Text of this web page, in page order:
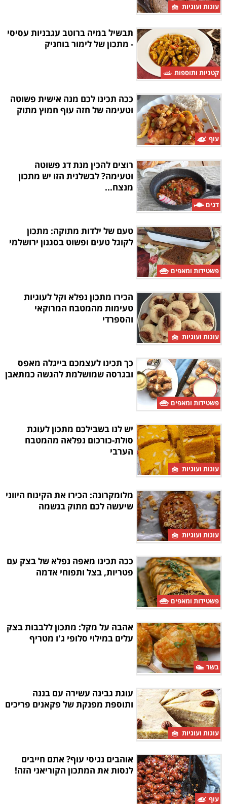
עוגות ועוגיות
קטניות ותוספות
תבשיל במיה ברוטב עגבניות עסיסי
- מתכון של לימור בוחניק
עוף
ככה תכינו לכם מנה אישית פשוטה
וטעימה של חזה עוף חמוץ מתוק
דגים
רוצים להכין מנת דג פשוטה
וטעימה? לבשלנית הזו יש מתכון
מנצח...
פשטידות ומאפים
טעם של ילדות מתוקה: מתכון
לקוגל טעים ופשוט בסגנון ירושלמי
עוגות ועוגיות
הכירו מתכון נפלא וקל לעוגיות
טעימות מהמטבח המרוקאי
והספרדי
פשטידות ומאפים
כך תכינו לעצמכם בייגלה מאפס
ובגרסה שמושלמת להגשה כמתאבן
עוגות ועוגיות
יש לנו בשבילכם מתכון לעוגת
סולת-כורכום נפלאה מהמטבח
הערבי
עוגות ועוגיות
מלומקרונה: הכירו את הקינוח היווני
שיעשה לכם מתוק בנשמה
פשטידות ומאפים
ככה תכינו מאפה נפלא של בצק עם
פטריות, בצל ותפוחי אדמה
בשר
אהבה על מקל: מתכון ללבבות בצק
עלים במילוי סלופי ג'ו מטריף
עוגות ועוגיות
עוגת גבינה עשירה עם בננה
ותוספת מפנקת של פקאנים פריכים
עוף
אוהבים נגיסי עוף? אתם חייבים
לנסות את המתכון הקוריאני הזה!